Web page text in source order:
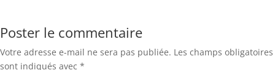
Poster le commentaire
Votre adresse e-mail ne sera pas publiée. Les champs obligatoires
sont indiqués avec *